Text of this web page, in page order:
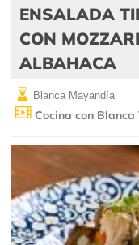
ENSALADA
CON
ALBAHACA
Blanca Mayandía
Cocina con Blanca